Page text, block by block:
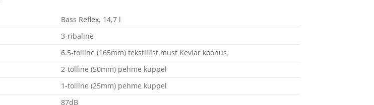
Bass Reflex, 14,7 l
3-ribaline
6.5-tolline (165mm) tekstiilist must Kevlar koonus
2-tolline (50mm) pehme kuppel
1-tolline (25mm) pehme kuppel
87dB